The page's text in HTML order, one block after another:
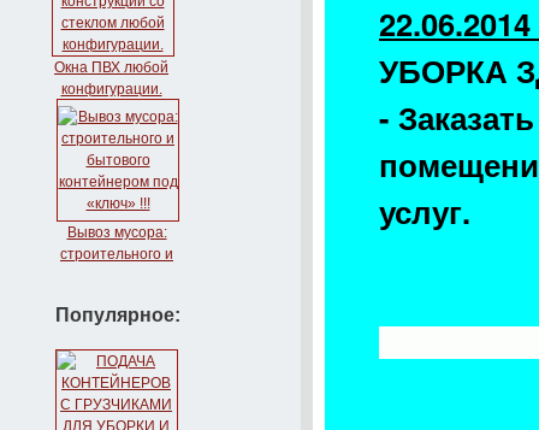
УБОРКА
-
услуг.
Окна ПВХ любой
конфигурации.
Алюминивые
конструкции со
стеклом любой
конфигурации.
Вывоз мусора:
строительного и
«ключ» !!!
Популярное: